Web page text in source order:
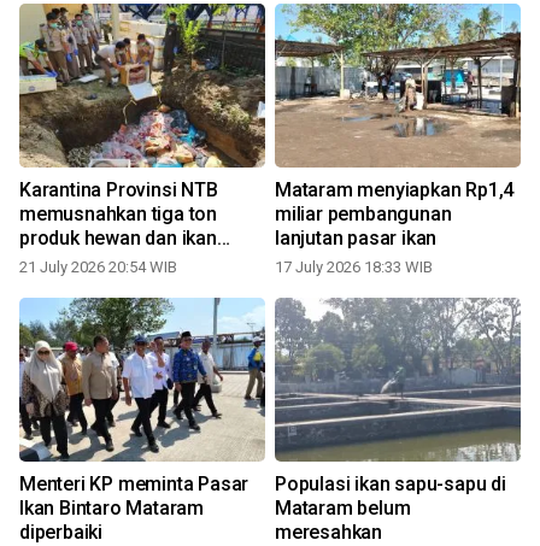
Karantina Provinsi NTB
memusnahkan tiga ton
produk hewan dan ikan
tanpa dokumen
21 July 2026 20:54 WIB
Mataram menyiapkan Rp1,4
miliar pembangunan
lanjutan pasar ikan
17 July 2026 18:33 WIB
Menteri KP meminta Pasar
Ikan Bintaro Mataram
diperbaiki
Populasi ikan sapu-sapu di
Mataram belum
meresahkan